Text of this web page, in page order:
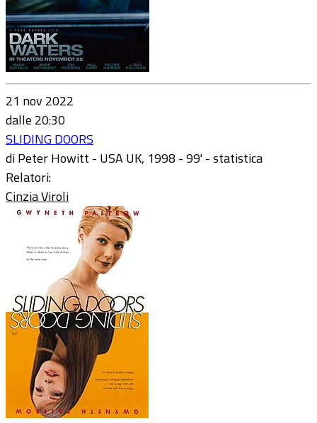
21 nov 2022
dalle 20:30
SLIDING DOORS
di Peter Howitt - USA UK, 1998 - 99' - statistica
Relatori:
Cinzia Viroli